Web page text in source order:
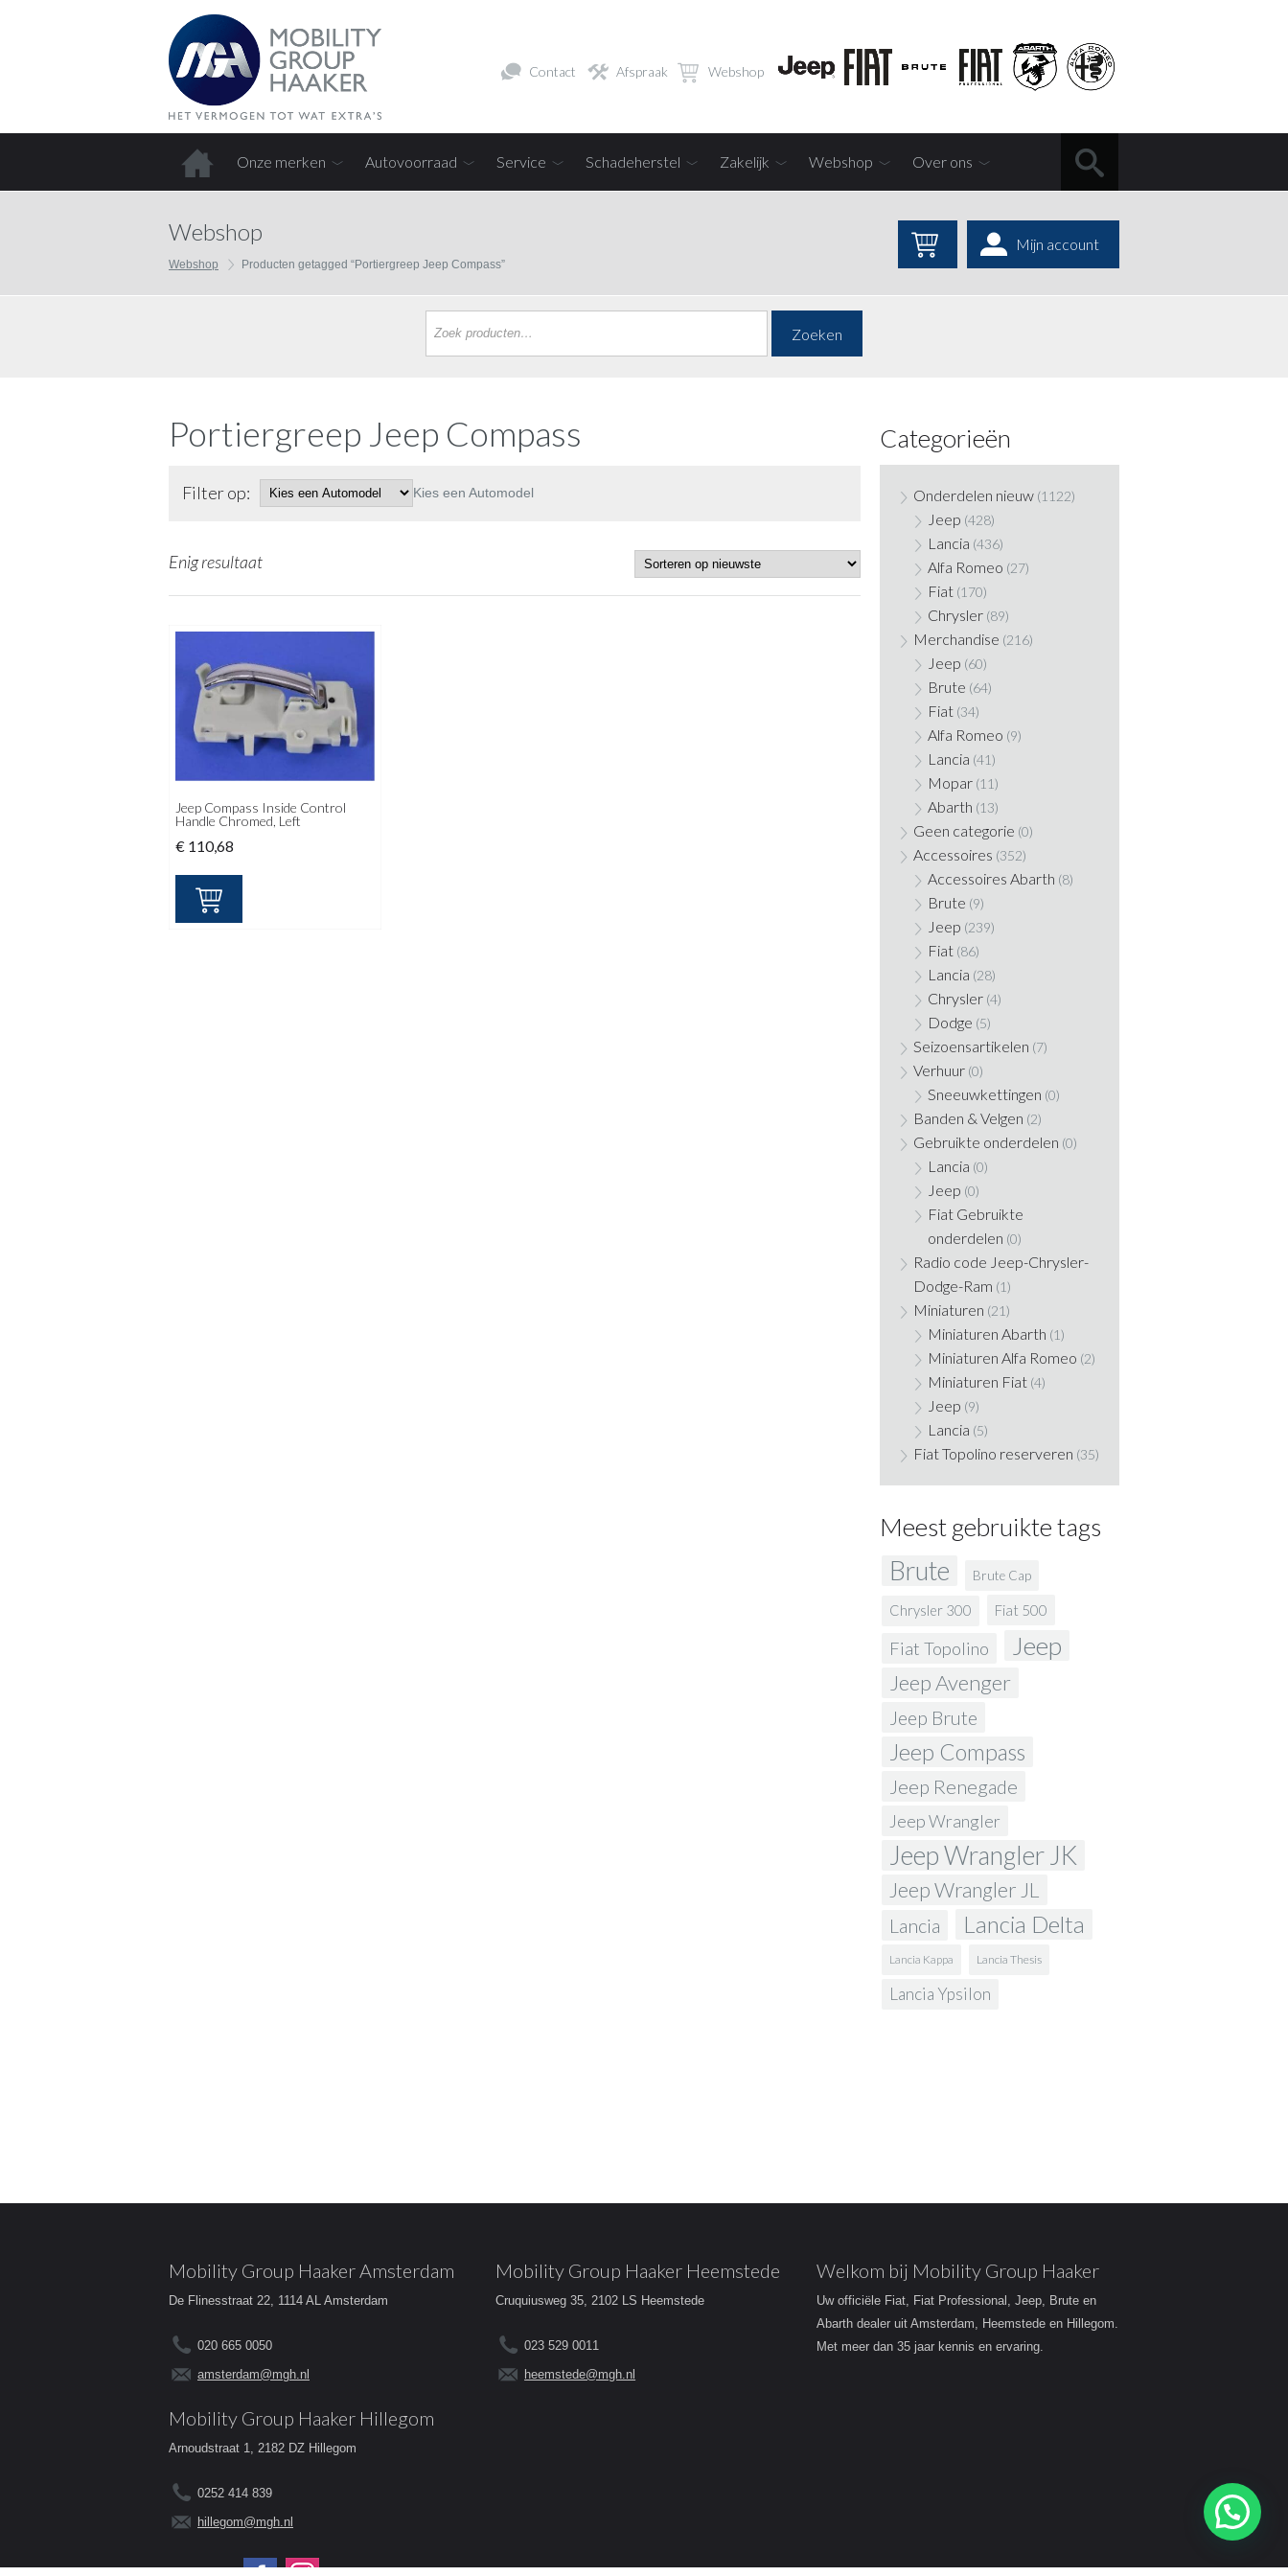
Contact Afspraak Webshop
Onze merken Autovoorraad Service Schadeherstel Zakelijk Webshop Over ons
Webshop
Webshop Producten getagged “Portiergreep Jeep Compass”
Mijn account
Zoeken
Portiergreep Jeep Compass
Filter op: Kies een Automodel
Enig resultaat
Jeep Compass Inside Control
Handle Chromed, Left
€ 110,68
Categorieën
Onderdelen nieuw (1122)
Jeep (428)
Lancia (436)
Alfa Romeo (27)
Fiat (170)
Chrysler (89)
Merchandise (216)
Jeep (60)
Brute (64)
Fiat (34)
Alfa Romeo (9)
Lancia (41)
Mopar (11)
Abarth (13)
Geen categorie (0)
Accessoires (352)
Accessoires Abarth (8)
Brute (9)
Jeep (239)
Fiat (86)
Lancia (28)
Chrysler (4)
Dodge (5)
Seizoensartikelen (7)
Verhuur (0)
Sneeuwkettingen (0)
Banden & Velgen (2)
Gebruikte onderdelen (0)
Lancia (0)
Jeep (0)
Fiat Gebruikte
onderdelen (0)
Radio code Jeep-Chrysler-
Dodge-Ram (1)
Miniaturen (21)
Miniaturen Abarth (1)
Miniaturen Alfa Romeo (2)
Miniaturen Fiat (4)
Jeep (9)
Lancia (5)
Fiat Topolino reserveren (35)
Meest gebruikte tags
Brute Brute Cap
Chrysler 300 Fiat 500
Fiat Topolino Jeep
Jeep Avenger
Jeep Brute
Jeep Compass
Jeep Renegade
Jeep Wrangler
Jeep Wrangler JK
Jeep Wrangler JL
Lancia Lancia Delta
Lancia Kappa Lancia Thesis
Lancia Ypsilon
Mobility Group Haaker Amsterdam
De Flinesstraat 22, 1114 AL Amsterdam
020 665 0050
amsterdam@mgh.nl
Mobility Group Haaker Heemstede
Cruquiusweg 35, 2102 LS Heemstede
023 529 0011
heemstede@mgh.nl
Mobility Group Haaker Hillegom
Arnoudstraat 1, 2182 DZ Hillegom
0252 414 839
hillegom@mgh.nl
Volg ons op:
Welkom bij Mobility Group Haaker
Uw officiële Fiat, Fiat Professional, Jeep, Brute en
Abarth dealer uit Amsterdam, Heemstede en Hillegom.
Met meer dan 35 jaar kennis en ervaring.